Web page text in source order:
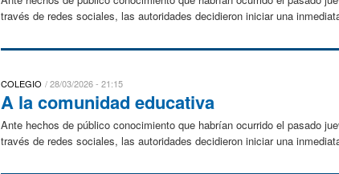
través de redes sociales, las autoridades decidieron iniciar una
COLEGIO 28/03/2026 - 21:15
A la comunidad educativa
Ante hechos de público conocimiento que habrían ocurrido el pasado
través de redes sociales, las autoridades decidieron iniciar una